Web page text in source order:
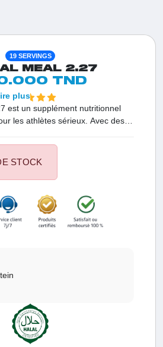
19 SERVINGS
MEAL 2.27
TND
est un supplément nutritionnel
les athlètes sérieux. Avec des
il soutient la croissance
et la performance sportive.
pour atteindre vos objectifs de
fitness.
plus
STOCK